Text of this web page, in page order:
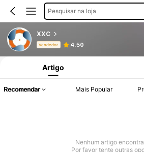
Pesquisar na loja
XXC
Vendedor 4.50
Informações do Produto: Divulgação de Preço,
Artigo
Recomendar Mais Popular
Nenhum artigo
Por favor tente outras